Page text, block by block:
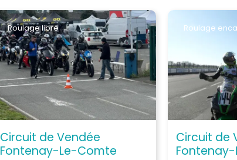
Roulage libre
Circuit de Vendée
Fontenay-Le-Comte
Roulage
Circuit de